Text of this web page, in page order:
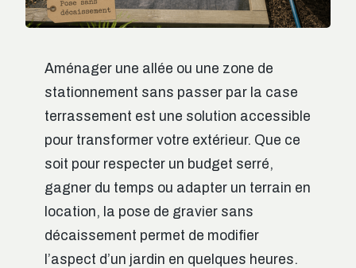
Aménager une allée ou une zone de
stationnement sans passer par la case
terrassement est une solution accessible
pour transformer votre extérieur. Que ce
soit pour respecter un budget serré,
gagner du temps ou adapter un terrain en
location, la pose de gravier sans
décaissement permet de modifier
l’aspect d’un jardin en quelques heures.